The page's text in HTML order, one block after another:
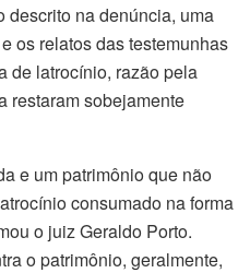
descrito na denúncia, uma
os relatos das testemunhas
de latrocínio, razão pela
restaram sobejamente
e um patrimônio que não
consumado na forma
o juiz Geraldo Porto.
o patrimônio, geralmente,